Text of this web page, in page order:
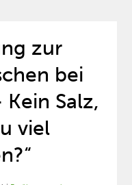
zur
bei
Salz,
viel